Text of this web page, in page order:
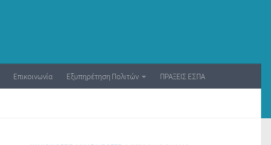
Επικοινωνία Εξυπηρέτηση Πολιτών ΠΡΑΞΕΙΣ ΕΣΠΑ